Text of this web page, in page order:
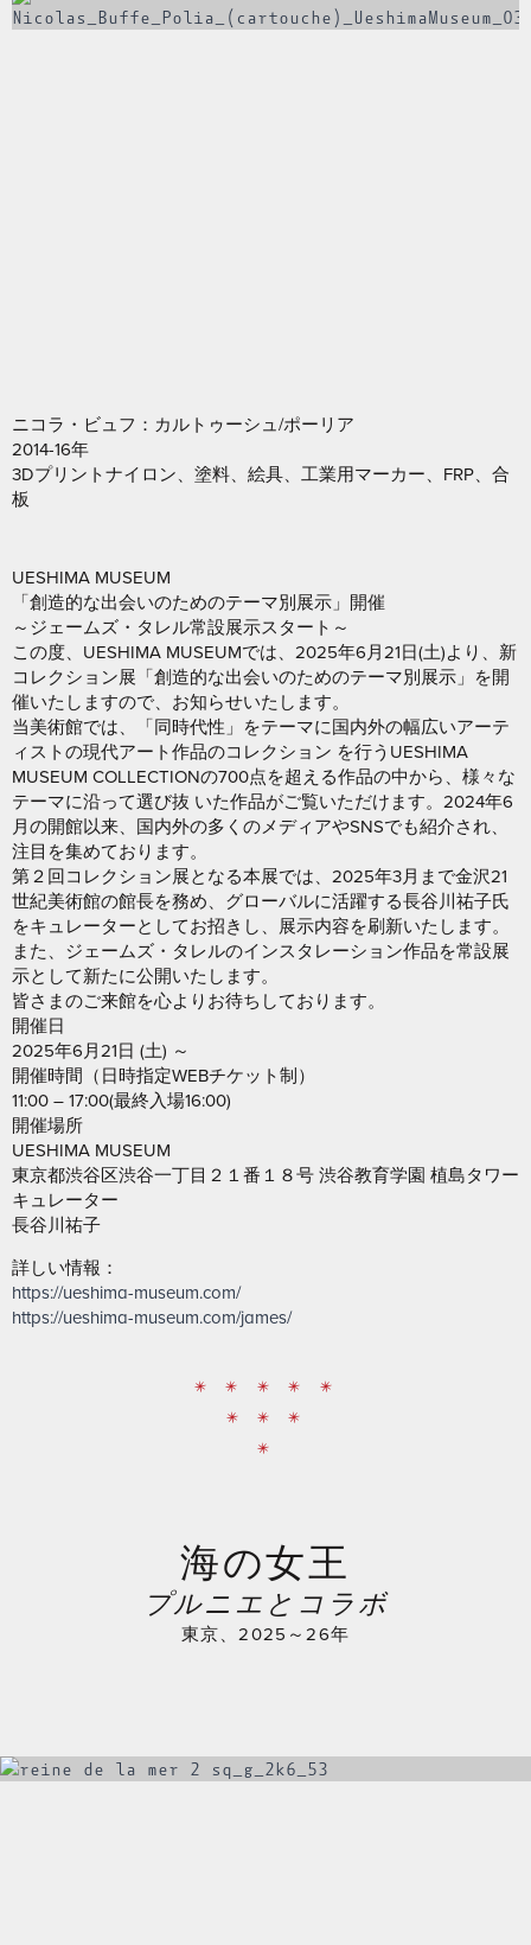
ニコラ・ビュフ：カルトゥーシュ/ポーリア
2014-16年
3Dプリントナイロン、塗料、絵具、工業用マーカー、FRP、合
板
UESHIMA MUSEUM
「創造的な出会いのためのテーマ別展示」開催
～ジェームズ・タレル常設展示スタート～
この度、UESHIMA MUSEUMでは、2025年6月21日(土)より、新
コレクション展「創造的な出会いのためのテーマ別展示」を開
催いたしますので、お知らせいたします。
当美術館では、「同時代性」をテーマに国内外の幅広いアーテ
ィストの現代アート作品のコレクション を行うUESHIMA
MUSEUM COLLECTIONの700点を超える作品の中から、様々な
テーマに沿って選び抜 いた作品がご覧いただけます。2024年6
月の開館以来、国内外の多くのメディアやSNSでも紹介され、
注目を集めております。
第２回コレクション展となる本展では、2025年3月まで金沢21
世紀美術館の館長を務め、グローバルに活躍する長谷川祐子氏
をキュレーターとしてお招きし、展示内容を刷新いたします。
また、ジェームズ・タレルのインスタレーション作品を常設展
示として新たに公開いたします。
皆さまのご来館を心よりお待ちしております。
開催日
2025年6月21日 (土) ～
開催時間（日時指定WEBチケット制）
11:00 – 17:00(最終入場16:00)
開催場所
UESHIMA MUSEUM
東京都渋谷区渋谷一丁目２１番１８号 渋谷教育学園 植島タワー
キュレーター
長谷川祐子
詳しい情報：
https://ueshima-museum.com/
https://ueshima-museum.com/james/
* * * * *
* * *
*
海の女王
プルニエとコラボ
東京、2025～26年